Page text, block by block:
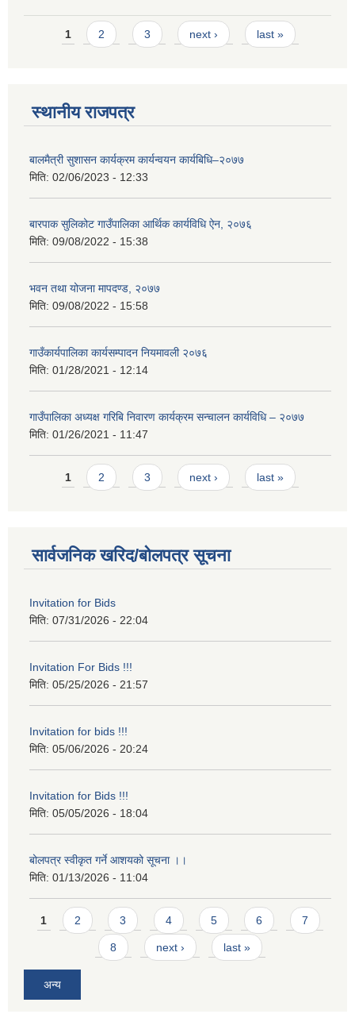
Pages
1 2 3 next › last »
स्थानीय राजपत्र
बालमैत्री सुशासन कार्यक्रम कार्यन्वयन कार्यबिधि–२०७७
मिति: 02/06/2023 - 12:33
बारपाक सुलिकोट गाउँपालिका आर्थिक कार्यविधि ऐन, २०७६
मिति: 09/08/2022 - 15:38
भवन तथा योजना मापदण्ड, २०७७
मिति: 09/08/2022 - 15:58
गाउँकार्यपालिका कार्यसम्पादन नियमावली २०७६
मिति: 01/28/2021 - 12:14
गाउँपालिका अध्यक्ष गरिबि निवारण कार्यक्रम सन्चालन कार्यविधि – २०७७
मिति: 01/26/2021 - 11:47
Pages
1 2 3 next › last »
सार्वजनिक खरिद/बोलपत्र सूचना
Invitation for Bids
मिति: 07/31/2026 - 22:04
Invitation For Bids !!!
मिति: 05/25/2026 - 21:57
Invitation for bids !!!
मिति: 05/06/2026 - 20:24
Invitation for Bids !!!
मिति: 05/05/2026 - 18:04
बोलपत्र स्वीकृत गर्ने आशयको सूचना ।।
मिति: 01/13/2026 - 11:04
Pages
1 2 3 4 5 6 7
8 next › last »
अन्य